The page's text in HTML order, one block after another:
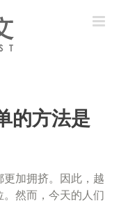
的方法是
加拥挤。因此，越
然而，今天的人们